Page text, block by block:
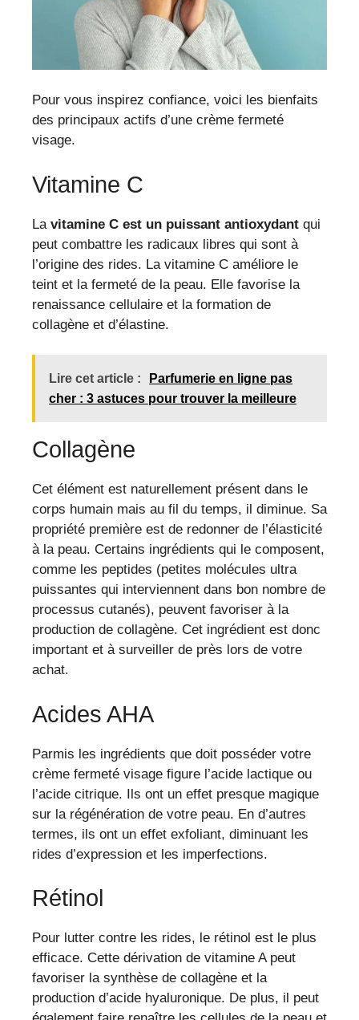
Pour vous inspirez confiance, voici les bienfaits
des principaux actifs d’une crème fermeté
visage.
Vitamine C
La vitamine C est un puissant antioxydant qui
peut combattre les radicaux libres qui sont à
l’origine des rides. La vitamine C améliore le
teint et la fermeté de la peau. Elle favorise la
renaissance cellulaire et la formation de
collagène et d’élastine.
Lire cet article :
Parfumerie en ligne pas
cher : 3 astuces pour trouver la meilleure
Collagène
Cet élément est naturellement présent dans le
corps humain mais au fil du temps, il diminue. Sa
propriété première est de redonner de l’élasticité
à la peau. Certains ingrédients qui le composent,
comme les peptides (petites molécules ultra
puissantes qui interviennent dans bon nombre de
processus cutanés), peuvent favoriser à la
production de collagène. Cet ingrédient est donc
important et à surveiller de près lors de votre
achat.
Acides AHA
Parmis les ingrédients que doit posséder votre
crème fermeté visage figure l’acide lactique ou
l’acide citrique. Ils ont un effet presque magique
sur la régénération de votre peau. En d’autres
termes, ils ont un effet exfoliant, diminuant les
rides d’expression et les imperfections.
Rétinol
Pour lutter contre les rides, le rétinol est le plus
efficace. Cette dérivation de vitamine A peut
favoriser la synthèse de collagène et la
production d’acide hyaluronique. De plus, il peut